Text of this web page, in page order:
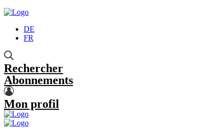
DE
FR
Rechercher
Abonnements
Mon profil